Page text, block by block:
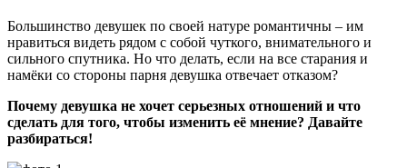
Большинство девушек по своей натуре романтичны – им
нравиться видеть рядом с собой чуткого, внимательного и
сильного спутника. Но что делать, если на все старания и
намёки со стороны парня девушка отвечает отказом?
Почему девушка не хочет серьезных отношений и что
сделать для того, чтобы изменить её мнение? Давайте
разбираться!